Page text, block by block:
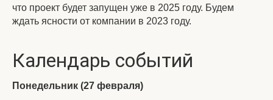
что проект будет запущен уже в 2025 году. Будем
ждать ясности от компании в 2023 году.
Календарь событий
Понедельник (27 февраля)